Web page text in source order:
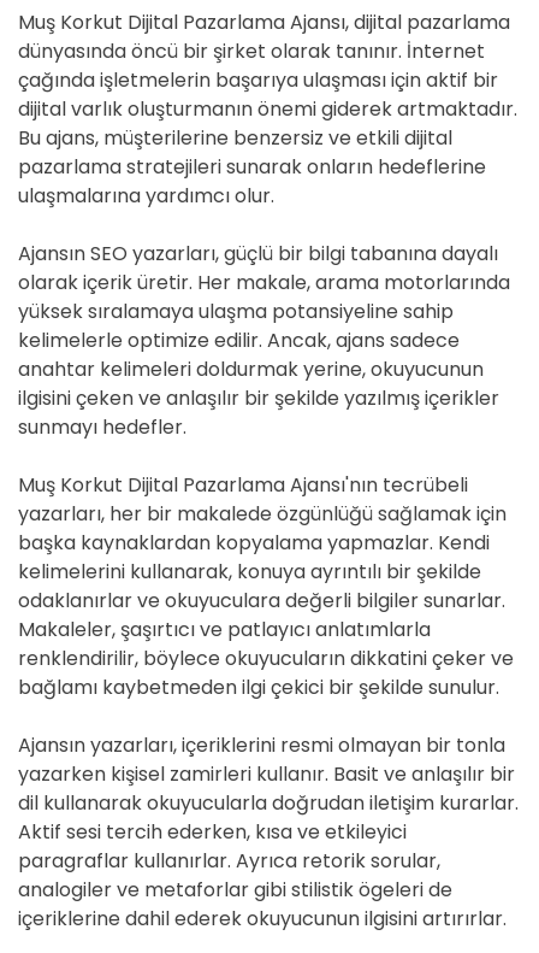
Muş Korkut Dijital Pazarlama Ajansı, dijital pazarlama
dünyasında öncü bir şirket olarak tanınır. İnternet
çağında işletmelerin başarıya ulaşması için aktif bir
dijital varlık oluşturmanın önemi giderek artmaktadır.
Bu ajans, müşterilerine benzersiz ve etkili dijital
pazarlama stratejileri sunarak onların hedeflerine
ulaşmalarına yardımcı olur.
Ajansın SEO yazarları, güçlü bir bilgi tabanına dayalı
olarak içerik üretir. Her makale, arama motorlarında
yüksek sıralamaya ulaşma potansiyeline sahip
kelimelerle optimize edilir. Ancak, ajans sadece
anahtar kelimeleri doldurmak yerine, okuyucunun
ilgisini çeken ve anlaşılır bir şekilde yazılmış içerikler
sunmayı hedefler.
Muş Korkut Dijital Pazarlama Ajansı'nın tecrübeli
yazarları, her bir makalede özgünlüğü sağlamak için
başka kaynaklardan kopyalama yapmazlar. Kendi
kelimelerini kullanarak, konuya ayrıntılı bir şekilde
odaklanırlar ve okuyuculara değerli bilgiler sunarlar.
Makaleler, şaşırtıcı ve patlayıcı anlatımlarla
renklendirilir, böylece okuyucuların dikkatini çeker ve
bağlamı kaybetmeden ilgi çekici bir şekilde sunulur.
Ajansın yazarları, içeriklerini resmi olmayan bir tonla
yazarken kişisel zamirleri kullanır. Basit ve anlaşılır bir
dil kullanarak okuyucularla doğrudan iletişim kurarlar.
Aktif sesi tercih ederken, kısa ve etkileyici
paragraflar kullanırlar. Ayrıca retorik sorular,
analogiler ve metaforlar gibi stilistik ögeleri de
içeriklerine dahil ederek okuyucunun ilgisini artırırlar.